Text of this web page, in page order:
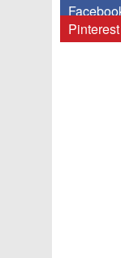
Pinterest